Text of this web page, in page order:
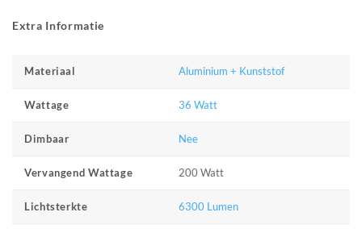
Extra Informatie
Materiaal Aluminium + Kunststof
Wattage 36 Watt
Dimbaar Nee
Vervangend Wattage 200 Watt
Lichtsterkte 6300 Lumen